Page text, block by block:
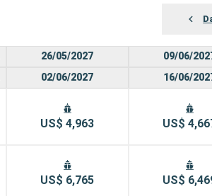
26/05/2027
02/06/2027
US$ 4,963
US$ 6,765
09/06/
16/06/
US$
US$